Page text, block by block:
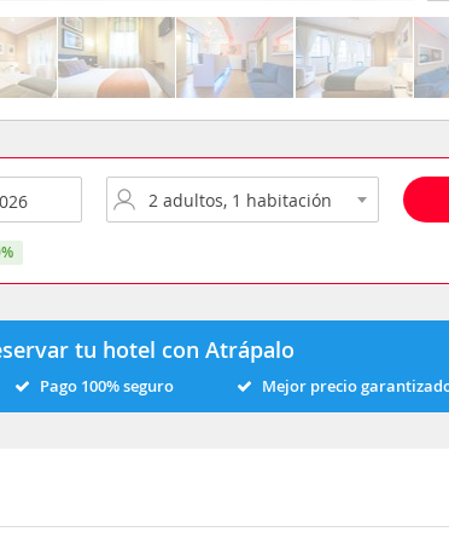
tu hotel con Atrápalo
Pago 100% seguro Mejor precio